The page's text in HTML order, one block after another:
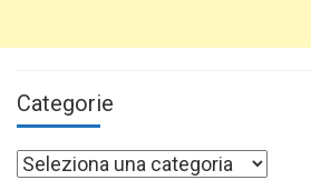
Categorie
Categorie